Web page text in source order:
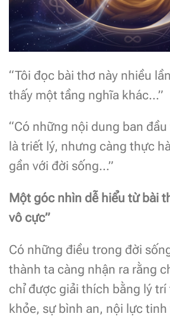
“Tôi đọc bài thơ này nhiều
thấy một tầng nghĩa khác…”
“Có những nội dung ban
là triết lý, nhưng càng thực
gần với đời sống…”
Một góc nhìn dễ hiểu từ bài
vô cực”
Có những điều trong đời
thành ta càng nhận ra rằng
chỉ được giải thích bằng lý trí
khỏe, sự bình an, nội lực